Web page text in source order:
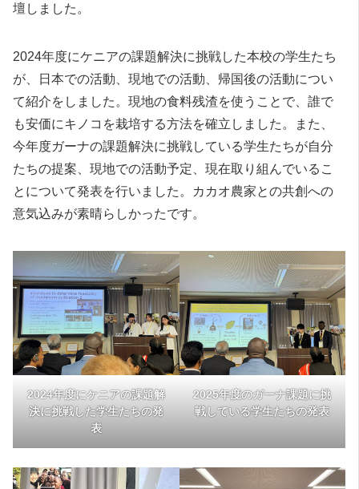
壇しました。
2024年度にケニアの課題解決に挑戦した本校の学生たち
が、日本での活動、現地での活動、帰国後の活動につい
て紹介をしました。現地の食料残渣を使うことで、誰で
も安価にキノコを栽培する方法を確立しました。また、
今年度ガーナの課題解決に挑戦している学生たちが自分
たちの提案、現地での活動予定、現在取り組んでいるこ
とについて発表を行いました。カカオ農家との共創への
意気込みが素晴らしかったです。
2024年度にケニアの課題解
決に挑戦した学生たちの発
表
2025年度のガーナ課題に挑
戦している学生たちの発表